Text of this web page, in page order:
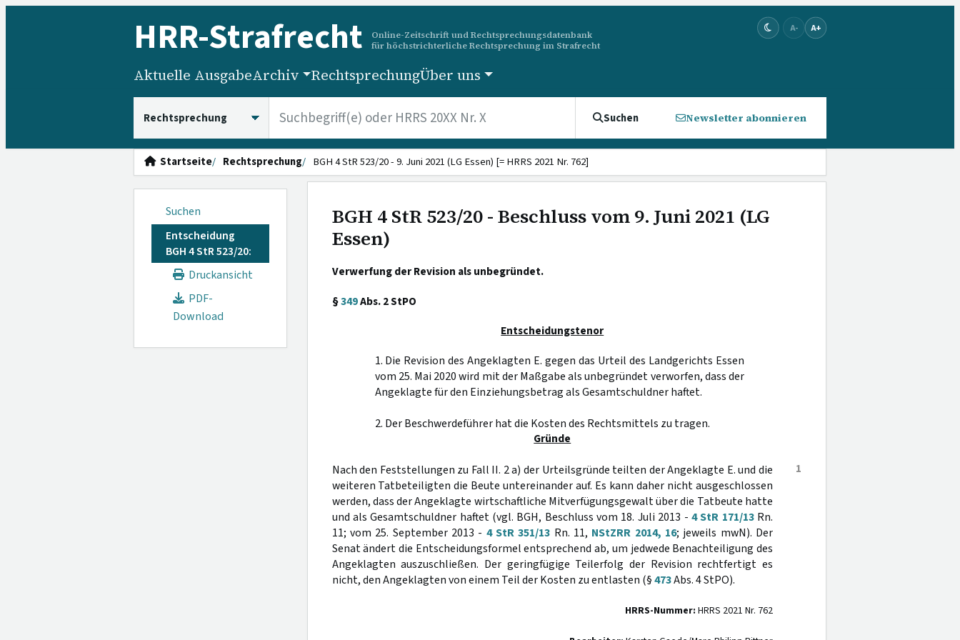
HRR-Strafrecht
Online-Zeitschrift und Rechtsprechungsdatenbank
für höchstrichterliche Rechtsprechung im Strafrecht
A- A+
Aktuelle AusgabeArchiv RechtsprechungÜber uns
Suchen Newsletter abonnieren
Startseite Rechtsprechung BGH 4 StR 523/20 - 9. Juni 2021 (LG Essen) [= HRRS 2021 Nr. 762]
Suchen
Entscheidung
BGH 4 StR 523/20:
Druckansicht
PDF-
Download
BGH 4 StR 523/20 - Beschluss vom 9. Juni 2021 (LG
Essen)
Verwerfung der Revision als unbegründet.
§349Abs. 2 StPO
Entscheidungstenor
1. Die Revision des Angeklagten E. gegen das Urteil des Landgerichts Essen
vom 25. Mai 2020 wird mit der Maßgabe als unbegründet verworfen, dass der
Angeklagte für den Einziehungsbetrag als Gesamtschuldner haftet.
2. Der Beschwerdeführer hat die Kosten des Rechtsmittels zu tragen.
Gründe
1
Nach den Feststellungen zu Fall II. 2 a) der Urteilsgründe teilten der Angeklagte E. und die
weiteren Tatbeteiligten die Beute untereinander auf. Es kann daher nicht ausgeschlossen
werden, dass der Angeklagte wirtschaftliche Mitverfügungsgewalt über die Tatbeute hatte
und als Gesamtschuldner haftet (vgl. BGH, Beschluss vom 18. Juli 2013 - 4 StR 171/13Rn.
11; vom 25. September 2013 - 4 StR 351/13 Rn. 11, NStZRR 2014, 16; jeweils mwN). Der
Senat ändert die Entscheidungsformel entsprechend ab, um jedwede Benachteiligung des
Angeklagten auszuschließen. Der geringfügige Teilerfolg der Revision rechtfertigt es
nicht, den Angeklagten von einem Teil der Kosten zu entlasten (§473Abs. 4 StPO).
HRRS-Nummer: HRRS 2021 Nr. 762